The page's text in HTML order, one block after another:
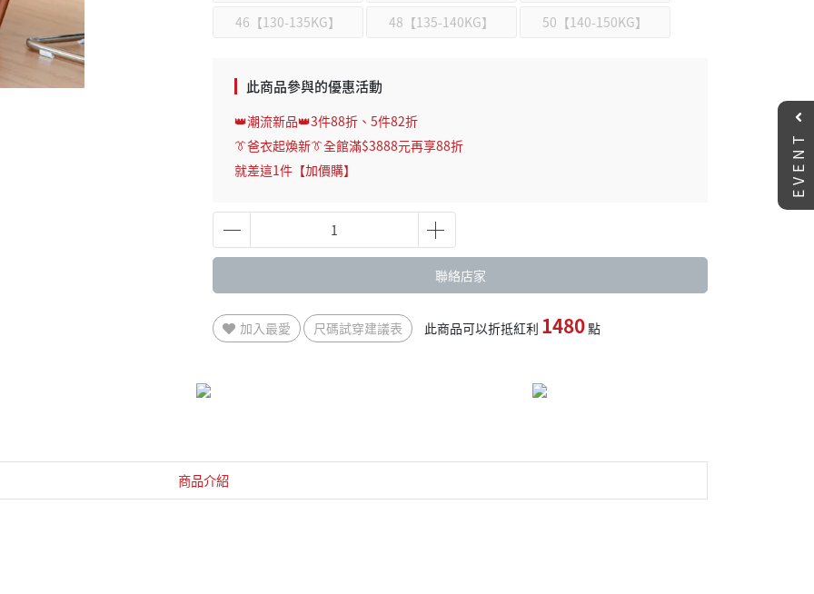
46【130-135KG】
48【135-140KG】 50【140-150KG】
此商品參與的優惠活動
👑潮流新品👑3件88折、5件82折
👔爸衣起煥新👔全館滿$3888元再享88折
就差這1件【加價購】
聯絡店家
加入最愛 尺碼試穿建議表 此商品可以折抵紅利 1480點
商品介紹
EVENT